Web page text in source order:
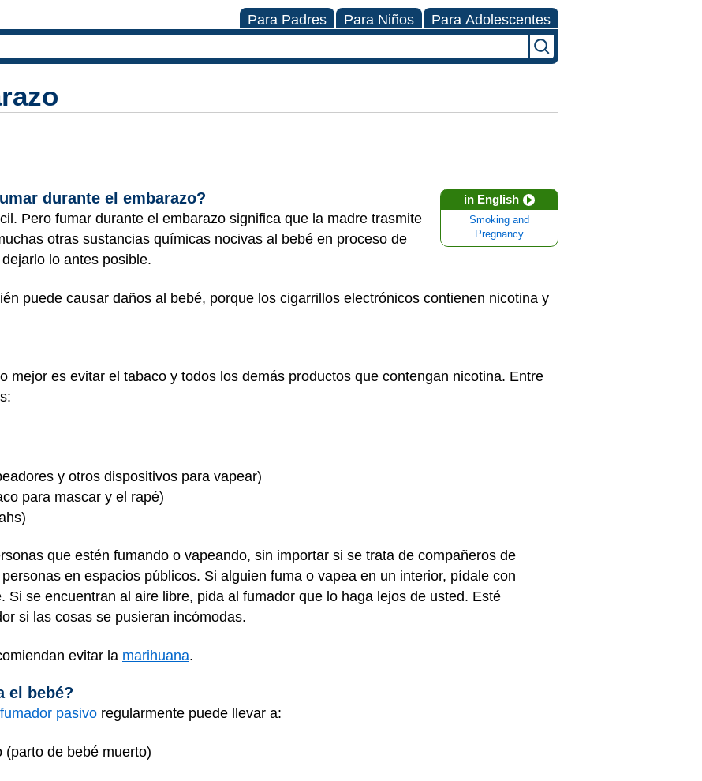
Para Padres Para Niños Para Adolescentes
in English
Smoking and
Pregnancy
durante el embarazo?
Pero fumar durante el embarazo significa que la madre trasmite
otras sustancias químicas nocivas al bebé en proceso de
lo antes posible.
puede causar daños al bebé, porque los cigarrillos electrónicos contienen nicotina y
mejor es evitar el tabaco y todos los demás productos que contengan nicotina. Entre
y otros dispositivos para vapear)
para mascar y el rapé)
que estén fumando o vapeando, sin importar si se trata de compañeros de
en espacios públicos. Si alguien fuma o vapea en un interior, pídale con
Si se encuentran al aire libre, pida al fumador que lo haga lejos de usted. Esté
si las cosas se pusieran incómodas.
evitar la marihuana.
el bebé?
fumador pasivo regularmente puede llevar a:
(parto de bebé muerto)